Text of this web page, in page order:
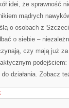
idei, że sprawność
mądrych
o osobach z
o siebie –
czy mają już
podejściem:
działania. Zobacz